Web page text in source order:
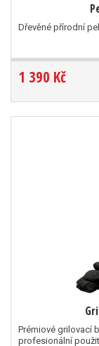
Dřevěné přírodní
1 390 Kč
Prémiové grilovací
profesionální